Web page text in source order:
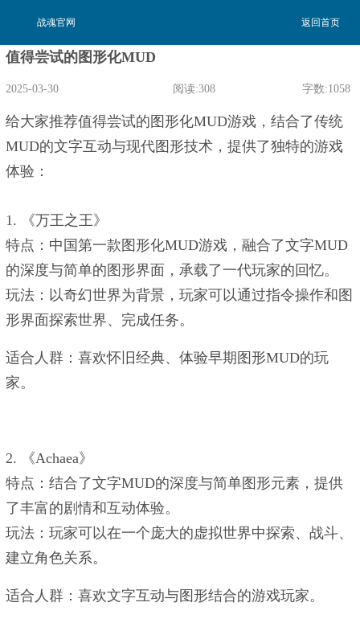
战魂官网 返回首页
值得尝试的图形化MUD
2025-03-30
02:43:08
阅读:308 字数:1058
给大家推荐值得尝试的图形化MUD游戏，结合了传统
MUD的文字互动与现代图形技术，提供了独特的游戏
体验：
1. ‌《万王之王》‌
‌特点‌：中国第一款图形化MUD游戏，融合了文字MUD
的深度与简单的图形界面，承载了一代玩家的回忆‌。
‌玩法‌：以奇幻世界为背景，玩家可以通过指令操作和图
形界面探索世界、完成任务。
‌适合人群‌：喜欢怀旧经典、体验早期图形MUD的玩
家。
2. ‌《Achaea》‌
‌特点‌：结合了文字MUD的深度与简单图形元素，提供
了丰富的剧情和互动体验‌。
‌玩法‌：玩家可以在一个庞大的虚拟世界中探索、战斗、
建立角色关系。
‌适合人群‌：喜欢文字互动与图形结合的游戏玩家。